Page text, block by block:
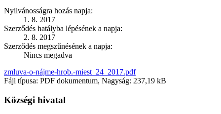
Nyilvánosságra hozás napja:
1. 8. 2017
Szerződés hatályba lépésének a napja:
2. 8. 2017
Szerződés megszűnésének a napja:
Nincs megadva
zmluva-o-nájme-hrob.-miest_24_2017.pdf
Fájl típusa: PDF dokumentum, Nagyság: 237,19 kB
Községi hivatal